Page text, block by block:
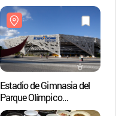
Estadio de Gimnasia del
Parque Olímpico
(올림픽공원체조경기장)